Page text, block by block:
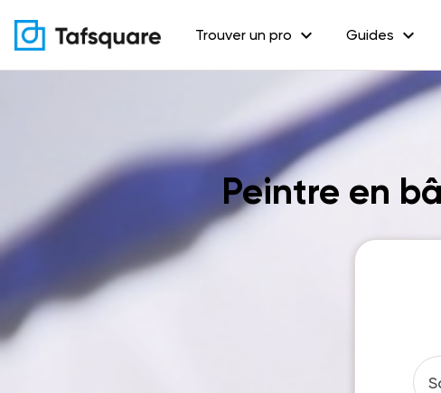
Trouver un pro expand_more Guides expand_more
Peintre en